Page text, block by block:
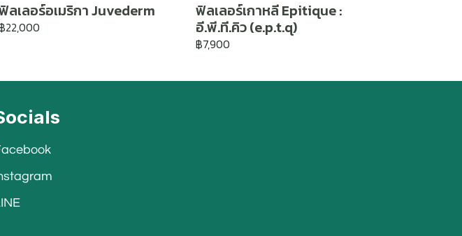
ลเลอร์อเมริกา Juvederm
22,000
ฟิลเลอร์เกาหลี Epitique :
อี.พี.ที.คิว (e.p.t.q)
฿7,900